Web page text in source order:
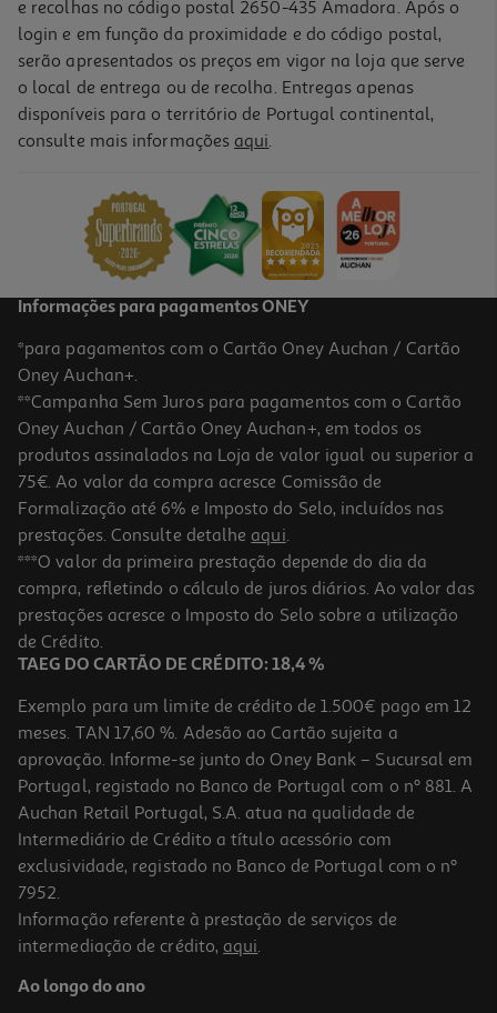
e recolhas no código postal 2650-435 Amadora. Após o
login e em função da proximidade e do código postal,
serão apresentados os preços em vigor na loja que serve
o local de entrega ou de recolha. Entregas apenas
disponíveis para o território de Portugal continental,
consulte mais informações aqui.
Informações para pagamentos ONEY
*para pagamentos com o Cartão Oney Auchan / Cartão
Oney Auchan+.
**Campanha Sem Juros para pagamentos com o Cartão
Oney Auchan / Cartão Oney Auchan+, em todos os
produtos assinalados na Loja de valor igual ou superior a
75€. Ao valor da compra acresce Comissão de
Formalização até 6% e Imposto do Selo, incluídos nas
prestações. Consulte detalhe aqui.
***O valor da primeira prestação depende do dia da
compra, refletindo o cálculo de juros diários. Ao valor das
prestações acresce o Imposto do Selo sobre a utilização
de Crédito.
TAEG DO CARTÃO DE CRÉDITO: 18,4 %
Exemplo para um limite de crédito de 1.500€ pago em 12
meses. TAN 17,60 %. Adesão ao Cartão sujeita a
aprovação. Informe-se junto do Oney Bank – Sucursal em
Portugal, registado no Banco de Portugal com o nº 881. A
Auchan Retail Portugal, S.A. atua na qualidade de
Intermediário de Crédito a título acessório com
exclusividade, registado no Banco de Portugal com o nº
7952.
Informação referente à prestação de serviços de
intermediação de crédito, aqui.
Ao longo do ano